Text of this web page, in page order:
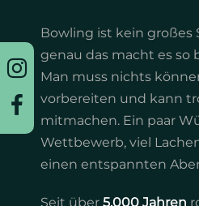
Bowling ist kein großes
genau das macht es so
Man muss nichts
vorbereiten und kann
mitmachen. Ein paar
Wettbewerb, viel
einen entspannten
Seit über 5.000 Jahren
Appartement
Arrangements